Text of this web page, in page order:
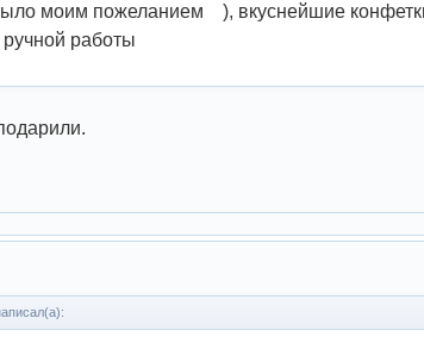
моим пожеланием ), вкуснейшие
работы